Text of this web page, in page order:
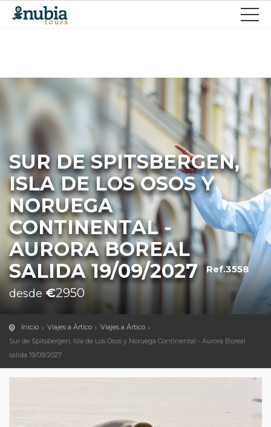
SUR DE SPITSBERGEN,
ISLA DE LOS OSOS Y
NORUEGA
CONTINENTAL -
AURORA BOREAL
SALIDA 19/09/2027 Ref.3558
desde €2950
Inicio Viajes a Ártico
Viajes a Ártico
Sur de Spitsbergen, Isla de Los Osos y Noruega Continental - Aurora Boreal
salida 19/09/2027